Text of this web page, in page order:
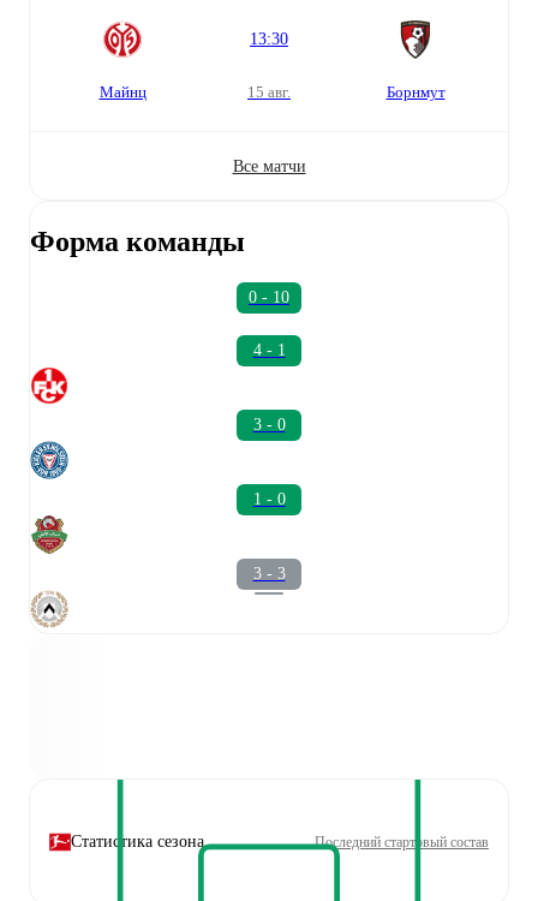
Майнц
13:30
15 авг. Борнмут
Все матчи
Форма команды
0 - 10
4 - 1
3 - 0
1 - 0
3 - 3
Статистика сезона Последний стартовый состав